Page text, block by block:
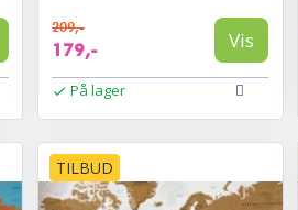
209,-
179,- Vis
På lager
TILBUD